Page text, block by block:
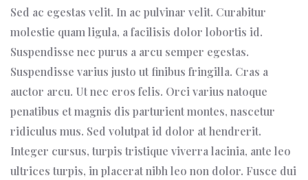
Sed ac egestas velit. In ac pulvinar velit. Curabitur
molestie quam ligula, a facilisis dolor lobortis id.
Suspendisse nec purus a arcu semper egestas.
Suspendisse varius justo ut finibus fringilla. Cras a
auctor arcu. Ut nec eros felis. Orci varius natoque
penatibus et magnis dis parturient montes, nascetur
ridiculus mus. Sed volutpat id dolor at hendrerit.
Integer cursus, turpis tristique viverra lacinia, ante leo
ultrices turpis, in placerat nibh leo non dolor. Fusce dui